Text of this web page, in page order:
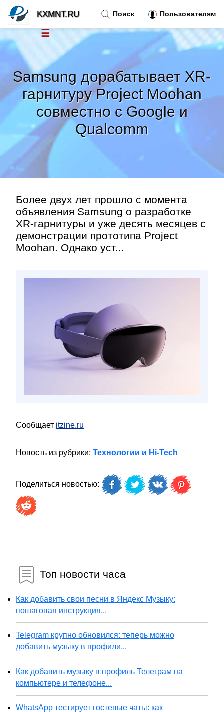
Samsung дорабатывает XR-
гарнитуру Project Moohan
совместно с Google и
Qualcomm
Более двух лет прошло с момента
объявления Samsung о разработке
XR-гарнитуры и уже десять месяцев с
демонстрации прототипа Project
Moohan. Однако уст...
Сообщает itzine.ru
Новость из рубрики: Технологии и Hi-Tech
Поделиться новостью:
Топ новости часа
Как добавить свои песни в Яндекс Музыку:
пошаговая инструкция...
Telegram крупно обновился: теперь можно
добавить музыку в профили...
Как добавить музыку в профиль Телеграм на
компьютере и телефоне...
WhatsApp тестирует гостевые чаты: как
Поиск Пользователям
KXMNT.RU
☰
Тренды новостей »
Рубрики»
Правила »